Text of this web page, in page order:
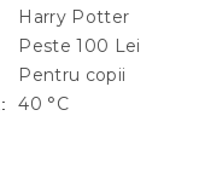
Harry Potter
Peste 100 Lei
Pentru copii
: 40 °C